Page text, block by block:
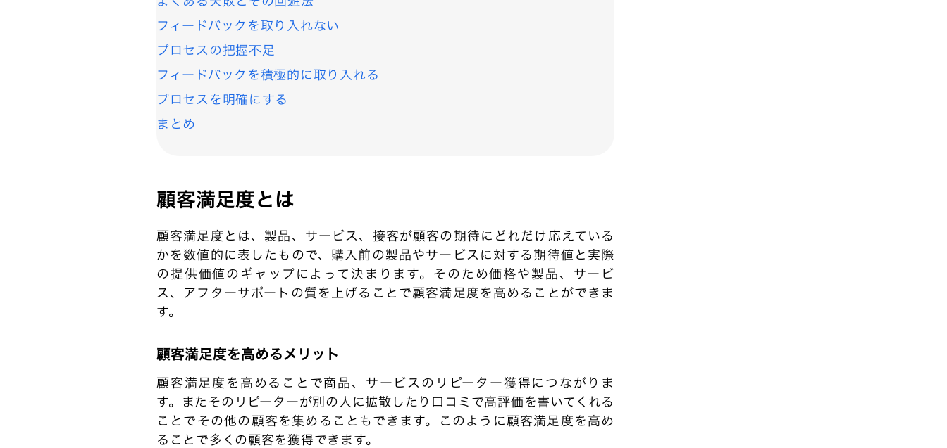
フィードバックを取り入れない
プロセスの把握不足
フィードバックを積極的に取り入れる
プロセスを明確にする
まとめ
顧客満足度とは
顧客満足度とは、製品、サービス、接客が顧客の期待にどれだけ応えている
かを数値的に表したもので、購入前の製品やサービスに対する期待値と実際
の提供価値のギャップによって決まります。そのため価格や製品、サービ
ス、アフターサポートの質を上げることで顧客満足度を高めることができま
す。
顧客満足度を高めるメリット
顧客満足度を高めることで商品、サービスのリピーター獲得につながりま
す。またそのリピーターが別の人に拡散したり口コミで高評価を書いてくれる
ことでその他の顧客を集めることもできます。このように顧客満足度を高め
ることで多くの顧客を獲得できます。